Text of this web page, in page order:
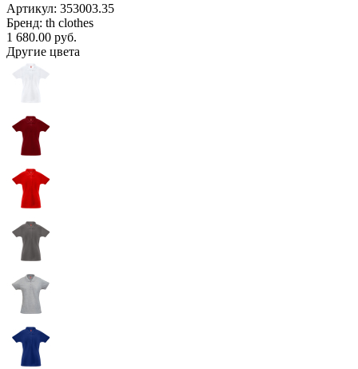
Артикул: 353003.35
Бренд: th clothes
1 680.00 руб.
Другие цвета